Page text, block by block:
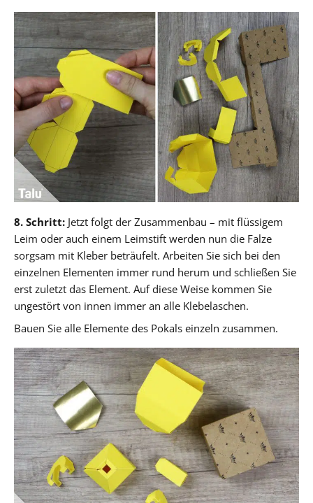
8. Schritt: Jetzt folgt der Zusammenbau – mit flüssigem
Leim oder auch einem Leimstift werden nun die Falze
sorgsam mit Kleber beträufelt. Arbeiten Sie sich bei den
einzelnen Elementen immer rund herum und schließen Sie
erst zuletzt das Element. Auf diese Weise kommen Sie
ungestört von innen immer an alle Klebelaschen.
Bauen Sie alle Elemente des Pokals einzeln zusammen.